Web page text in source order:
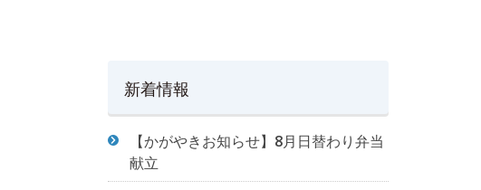
新着情報
【かがやきお知らせ】8月日替わり弁当
献立